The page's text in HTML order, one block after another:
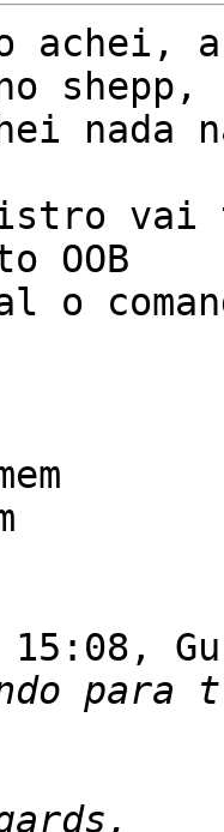
achei,
shepp,
nada
OOB
o
15:08,
para